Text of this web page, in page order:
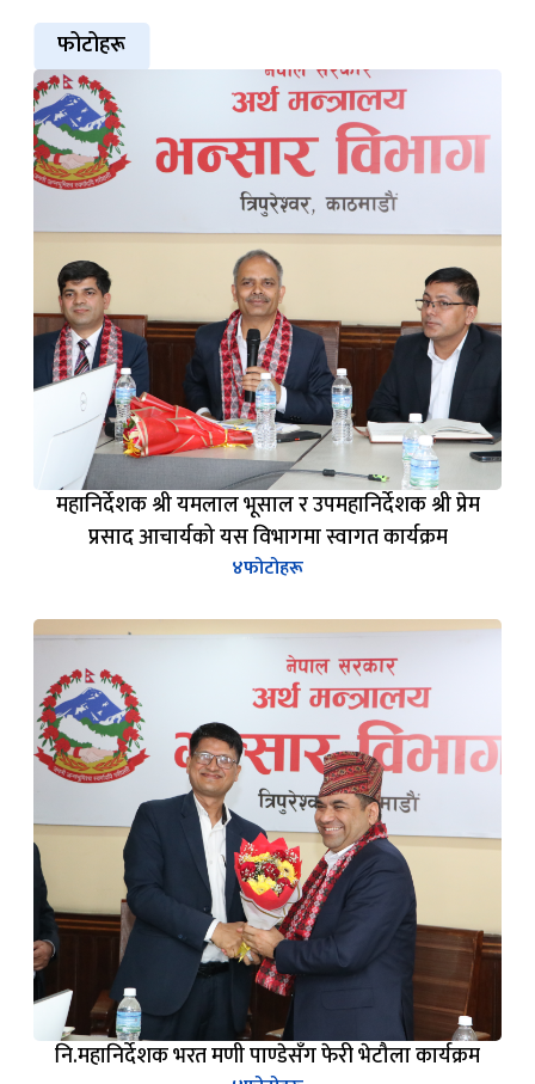
महानिर्देशक श्री यमलाल भूसाल र उपमहानिर्देशक श्री प्रेम
प्रसाद आचार्यको यस विभागमा स्वागत कार्यक्रम
४फोटोहरू
नि.महानिर्देशक भरत मणी पाण्डेसँग फेरी भेटौला कार्यक्रम
फोटोहरू